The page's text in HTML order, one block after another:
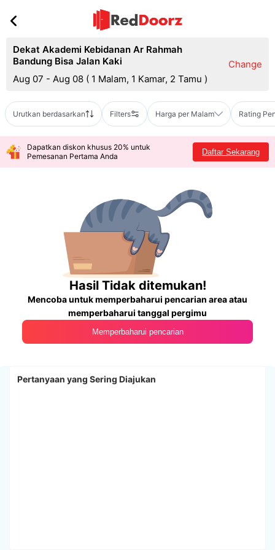
Dekat Akademi Kebidanan Ar Rahmah
Bandung Bisa Jalan Kaki
Aug 07 - Aug 08 ( 1 Malam, 1 Kamar, 2 Tamu )
Change
Urutkan berdasarkan Filters Harga per Malam Rating
Dapatkan diskon khusus 20% untuk
Pemesanan Pertama Anda
Daftar Sekarang
Hasil Tidak ditemukan!
Mencoba untuk memperbaharui pencarian area atau
memperbaharui tanggal pergimu
Memperbaharui pencarian
Pertanyaan yang Sering Diajukan